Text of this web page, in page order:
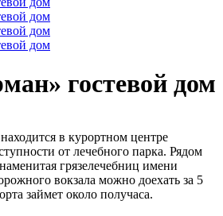
гостевой дом
в курортном центре
от лечебного парка. Рядом
грязелечебниц имени
вокзала можно доехать за 5
займет около получаса.